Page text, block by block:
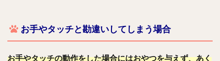
お手やタッチと勘違いしてしまう場合
お手やタッチの動作をした場合にはおやつを与えず、あく